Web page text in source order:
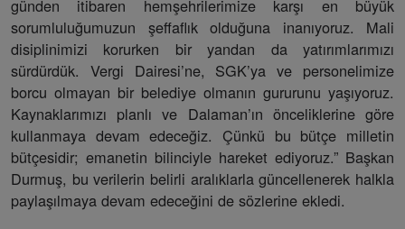
günden itibaren hemşehrilerimize karşı en büyük
sorumluluğumuzun şeffaflık olduğuna inanıyoruz. Mali
disiplinimizi korurken bir yandan da yatırımlarımızı
sürdürdük. Vergi Dairesi’ne, SGK’ya ve personelimize
borcu olmayan bir belediye olmanın gururunu yaşıyoruz.
Kaynaklarımızı planlı ve Dalaman’ın önceliklerine göre
kullanmaya devam edeceğiz. Çünkü bu bütçe milletin
bütçesidir; emanetin bilinciyle hareket ediyoruz.” Başkan
Durmuş, bu verilerin belirli aralıklarla güncellenerek halkla
paylaşılmaya devam edeceğini de sözlerine ekledi.